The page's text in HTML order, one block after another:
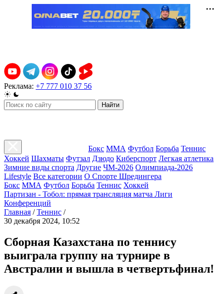
Реклама: +7 777 010 37 56
Найти
Бокс ММА Футбол Борьба Теннис
Хоккей Шахматы Футзал Дзюдо Киберспорт Легкая атлетика
Зимние виды спорта Другие ЧМ-2026 Олимпиада-2026
Lifestyle Все категории О Спорте Шредингера
Бокс ММА Футбол Борьба Теннис Хоккей
Партизан - Тобол: прямая трансляция матча Лиги
Конференций
Главная / Теннис /
30 декабря 2024, 10:52
Сборная Казахстана по теннису
выиграла группу на турнире в
Австралии и вышла в четвертьфинал!